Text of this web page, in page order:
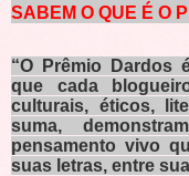
SABEM O QUE É O
“O Prêmio Dardos
que cada
culturais, éticos,
suma,
pensamento vivo
suas letras, entre